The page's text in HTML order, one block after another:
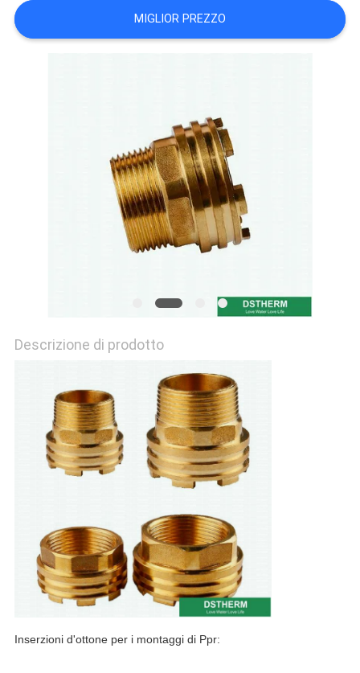
PRIVACY
MIGLIOR PREZZO
Descrizione di prodotto
Inserzioni d'ottone per i montaggi di Ppr: